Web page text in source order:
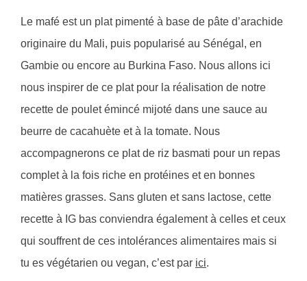
Le mafé est un plat pimenté à base de pâte d’arachide
originaire du Mali, puis popularisé au Sénégal, en
Gambie ou encore au Burkina Faso. Nous allons ici
nous inspirer de ce plat pour la réalisation de notre
recette de poulet émincé mijoté dans une sauce au
beurre de cacahuète et à la tomate. Nous
accompagnerons ce plat de riz basmati pour un repas
complet à la fois riche en protéines et en bonnes
matières grasses. Sans gluten et sans lactose, cette
recette à IG bas conviendra également à celles et ceux
qui souffrent de ces intolérances alimentaires mais si
tu es végétarien ou vegan, c’est par ici.